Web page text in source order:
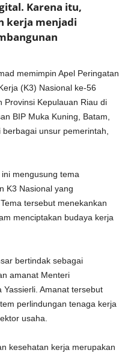
Karena itu,
kerja menjadi
memimpin Apel Peringatan
(K3) Nasional ke-56
Provinsi Kepulauan Riau di
BIP Muka Kuning, Batam,
unsur pemerintah,
mengusung tema
K3 Nasional yang
tersebut menekankan
menciptakan budaya kerja
bertindak sebagai
amanat Menteri
Amanat tersebut
perlindungan tenaga kerja
usaha.
kesehatan kerja merupakan